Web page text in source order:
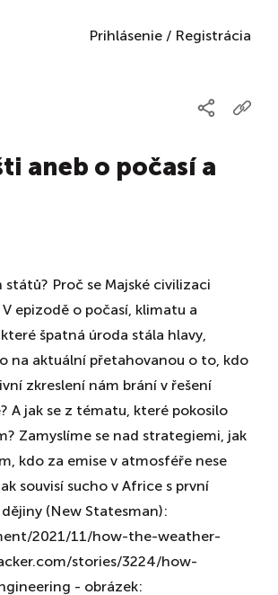
Prihlásenie / Registrácia
aneb o počasí a
Proč se Majské civilizaci
epizodě o počasí, klimatu a
špatná úroda stála hlavy,
na aktuální přetahovanou o to, kdo
zkreslení nám brání v řešení
A jak se z tématu, které pokosilo
Zamyslíme se nad strategiemi, jak
kdo za emise v atmosféře nese
souvisí sucho v Africe s první
(New Statesman):
2021/11/how-the-weather-
stories/3224/how-
- obrázek: